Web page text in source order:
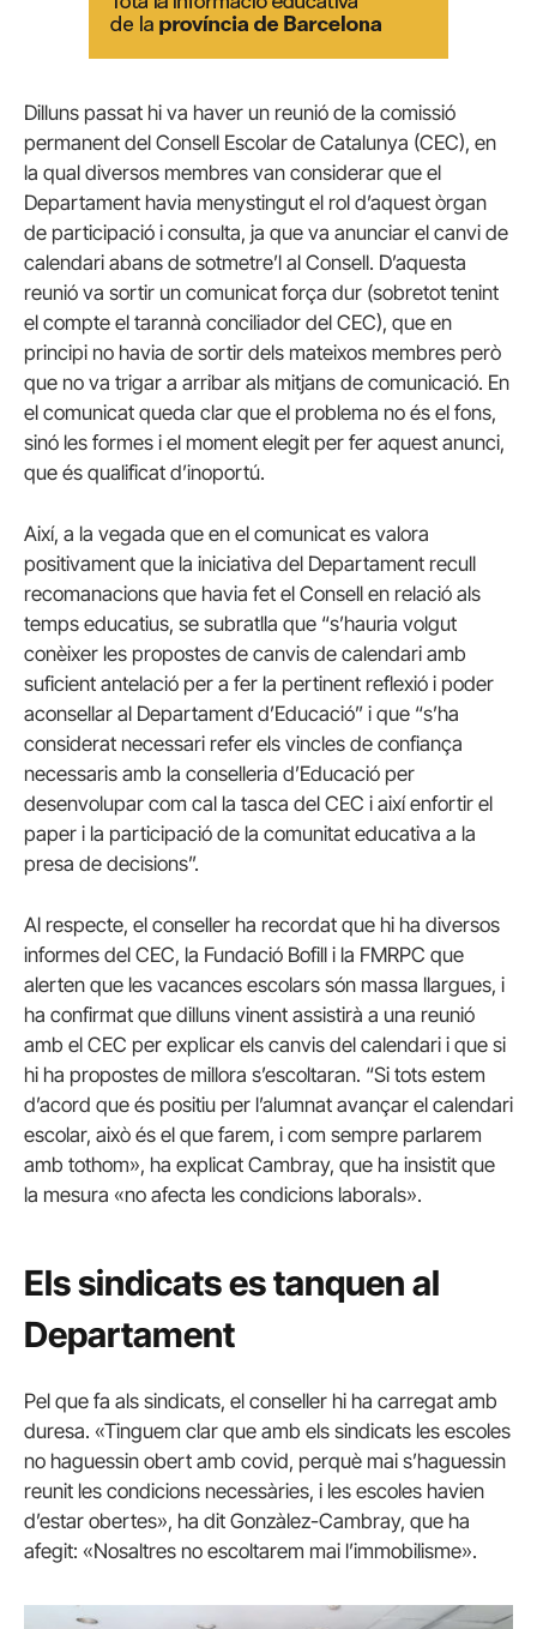
Dilluns passat hi va haver un reunió de la comissió
permanent del Consell Escolar de Catalunya (CEC), en
la qual diversos membres van considerar que el
Departament havia menystingut el rol d’aquest òrgan
de participació i consulta, ja que va anunciar el canvi de
calendari abans de sotmetre’l al Consell. D’aquesta
reunió va sortir un comunicat força dur (sobretot tenint
el compte el tarannà conciliador del CEC), que en
principi no havia de sortir dels mateixos membres però
que no va trigar a arribar als mitjans de comunicació. En
el comunicat queda clar que el problema no és el fons,
sinó les formes i el moment elegit per fer aquest anunci,
que és qualificat d’inoportú.
Així, a la vegada que en el comunicat es valora
positivament que la iniciativa del Departament recull
recomanacions que havia fet el Consell en relació als
temps educatius, se subratlla que “s’hauria volgut
conèixer les propostes de canvis de calendari amb
suficient antelació per a fer la pertinent reflexió i poder
aconsellar al Departament d’Educació” i que “s’ha
considerat necessari refer els vincles de confiança
necessaris amb la conselleria d’Educació per
desenvolupar com cal la tasca del CEC i així enfortir el
paper i la participació de la comunitat educativa a la
presa de decisions”.
Al respecte, el conseller ha recordat que hi ha diversos
informes del CEC, la Fundació Bofill i la FMRPC que
alerten que les vacances escolars són massa llargues, i
ha confirmat que dilluns vinent assistirà a una reunió
amb el CEC per explicar els canvis del calendari i que si
hi ha propostes de millora s’escoltaran. “Si tots estem
d’acord que és positiu per l’alumnat avançar el calendari
escolar, això és el que farem, i com sempre parlarem
amb tothom», ha explicat Cambray, que ha insistit que
la mesura «no afecta les condicions laborals».
Els sindicats es tanquen al
Departament
Pel que fa als sindicats, el conseller hi ha carregat amb
duresa. «Tinguem clar que amb els sindicats les escoles
no haguessin obert amb covid, perquè mai s’haguessin
reunit les condicions necessàries, i les escoles havien
d’estar obertes», ha dit Gonzàlez-Cambray, que ha
afegit: «Nosaltres no escoltarem mai l’immobilisme».